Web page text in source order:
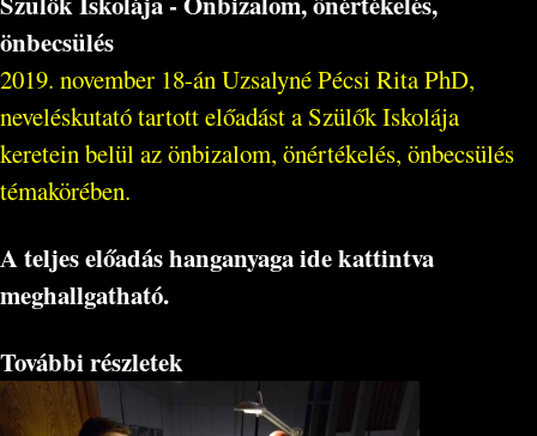
önbecsülés
2019. november 18-án Uzsalyné Pécsi Rita PhD,
neveléskutató tartott előadást a Szülők Iskolája
keretein belül az önbizalom, önértékelés, önbecsülés
témakörében.
A teljes előadás hanganyaga ide kattintva
meghallgatható.
További részletek